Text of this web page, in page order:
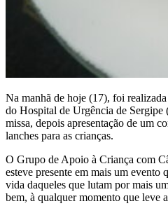
Na manhã de hoje (17), foi
do Hospital de Urgência de
missa, depois apresentação de um
lanches para as crianças.
O Grupo de Apoio à Criança com
esteve presente em mais um evento
vida daqueles que lutam por mais
bem, à qualquer momento que leve